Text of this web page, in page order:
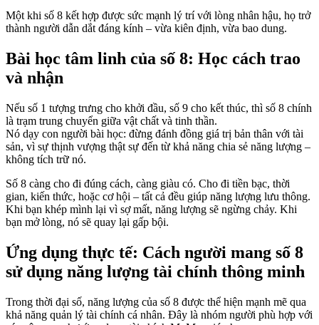
Một khi số 8 kết hợp được sức mạnh lý trí với lòng nhân hậu, họ trở
thành người dẫn dắt đáng kính – vừa kiên định, vừa bao dung.
Bài học tâm linh của số 8: Học cách trao
và nhận
Nếu số 1 tượng trưng cho khởi đầu, số 9 cho kết thúc, thì số 8 chính
là trạm trung chuyển giữa vật chất và tinh thần.
Nó dạy con người bài học: đừng đánh đồng giá trị bản thân với tài
sản, vì sự thịnh vượng thật sự đến từ khả năng chia sẻ năng lượng –
không tích trữ nó.
Số 8 càng cho đi đúng cách, càng giàu có. Cho đi tiền bạc, thời
gian, kiến thức, hoặc cơ hội – tất cả đều giúp năng lượng lưu thông.
Khi bạn khép mình lại vì sợ mất, năng lượng sẽ ngừng chảy. Khi
bạn mở lòng, nó sẽ quay lại gấp bội.
Ứng dụng thực tế: Cách người mang số 8
sử dụng năng lượng tài chính thông minh
Trong thời đại số, năng lượng của số 8 được thể hiện mạnh mẽ qua
khả năng quản lý tài chính cá nhân. Đây là nhóm người phù hợp với